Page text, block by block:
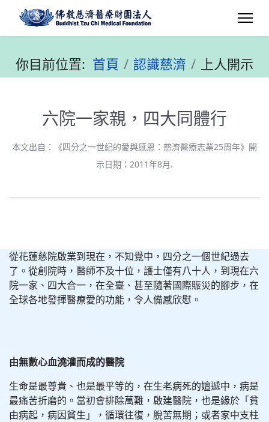
你目前位置: 首頁 認識慈濟 上人開示
六院一家親，四大同體行
本文出自：《四分之一世紀的愛與感恩：慈濟醫療志業25周年》開
示日期：2011年8月.
從花蓮慈院啟業到現在，不知覺中，四分之一個世紀過去
了。從創院時，醫師不及十位，護士僅有八十人，到現在六
院一家、四大合一，在全臺、甚至隨著國際賑災的腳步，在
全球各地發揮醫療愛的功能，令人備感欣慰。
由無數心血澆灌而成的醫院
生命是最尊貴、也是最平等的，在生老病死的嬗遞中，病是
最痛苦折磨的。當初會排除萬難，啟建醫院，也是緣於「貧
由病起，病因貧生」，循環往復，脫苦無期；或者家中支柱